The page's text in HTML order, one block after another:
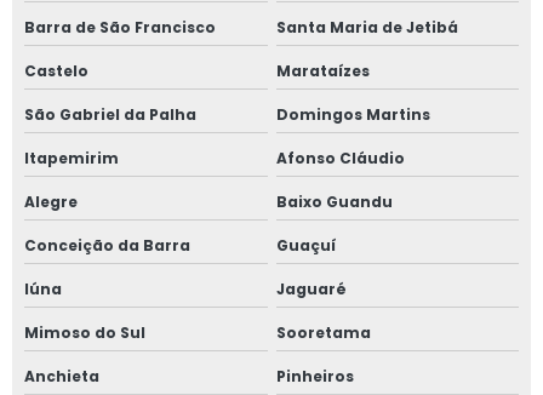
Inspeção predial preço
Inspeção predial residencial
Inspeção predial segurança
Inspeção predial total
Laudo de avaliação de imóvel
Laudo de avaliação de imóvel comercial
Laudo de avaliação de imóvel para locação
Laudo de avaliação de imóvel para venda
Barra de São Francisco Santa Maria de Jetibá
Castelo Marataízes
São Gabriel da Palha Domingos Martins
Itapemirim Afonso Cláudio
Alegre Baixo Guandu
Conceição da Barra Guaçuí
Iúna Jaguaré
Mimoso do Sul Sooretama
Anchieta Pinheiros